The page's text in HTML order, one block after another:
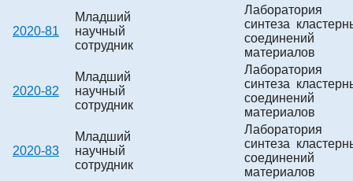
2020-81
Младший
научный
сотрудник
Лаборатория
синтеза
соединений
материалов
2020-82
Младший
научный
сотрудник
Лаборатория
синтеза
соединений
материалов
2020-83
Младший
научный
сотрудник
Лаборатория
синтеза
соединений
материалов